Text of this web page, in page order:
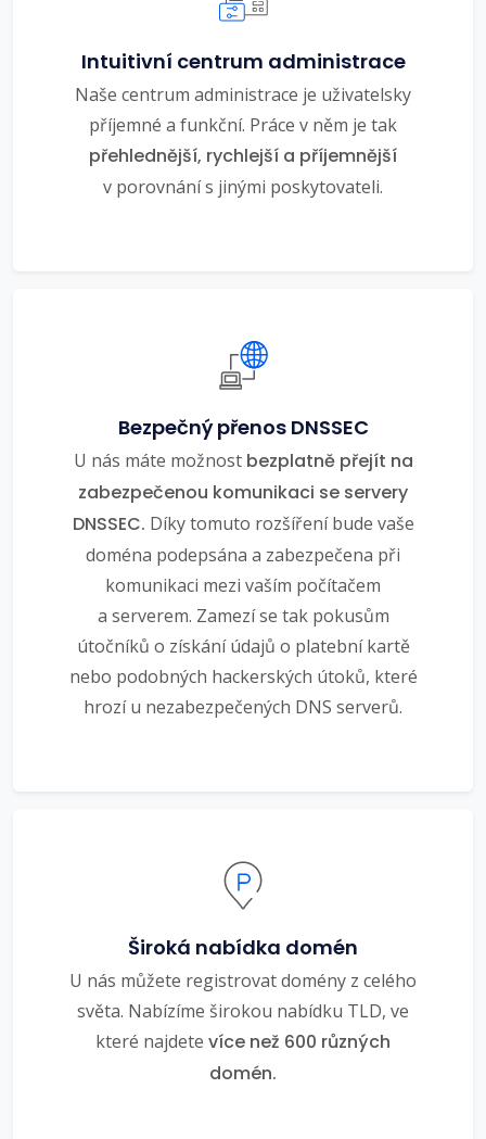
Intuitivní centrum administrace
Naše centrum administrace je uživatelsky
příjemné a funkční. Práce v něm je tak
přehlednější, rychlejší a příjemnější
v porovnání s jinými poskytovateli.
Bezpečný přenos DNSSEC
U nás máte možnost bezplatně přejít na
zabezpečenou komunikaci se servery
DNSSEC. Díky tomuto rozšíření bude vaše
doména podepsána a zabezpečena při
komunikaci mezi vaším počítačem
a serverem. Zamezí se tak pokusům
útočníků o získání údajů o platební kartě
nebo podobných hackerských útoků, které
hrozí u nezabezpečených DNS serverů.
Široká nabídka domén
U nás můžete registrovat domény z celého
světa. Nabízíme širokou nabídku TLD, ve
které najdete více než 600 různých
domén.